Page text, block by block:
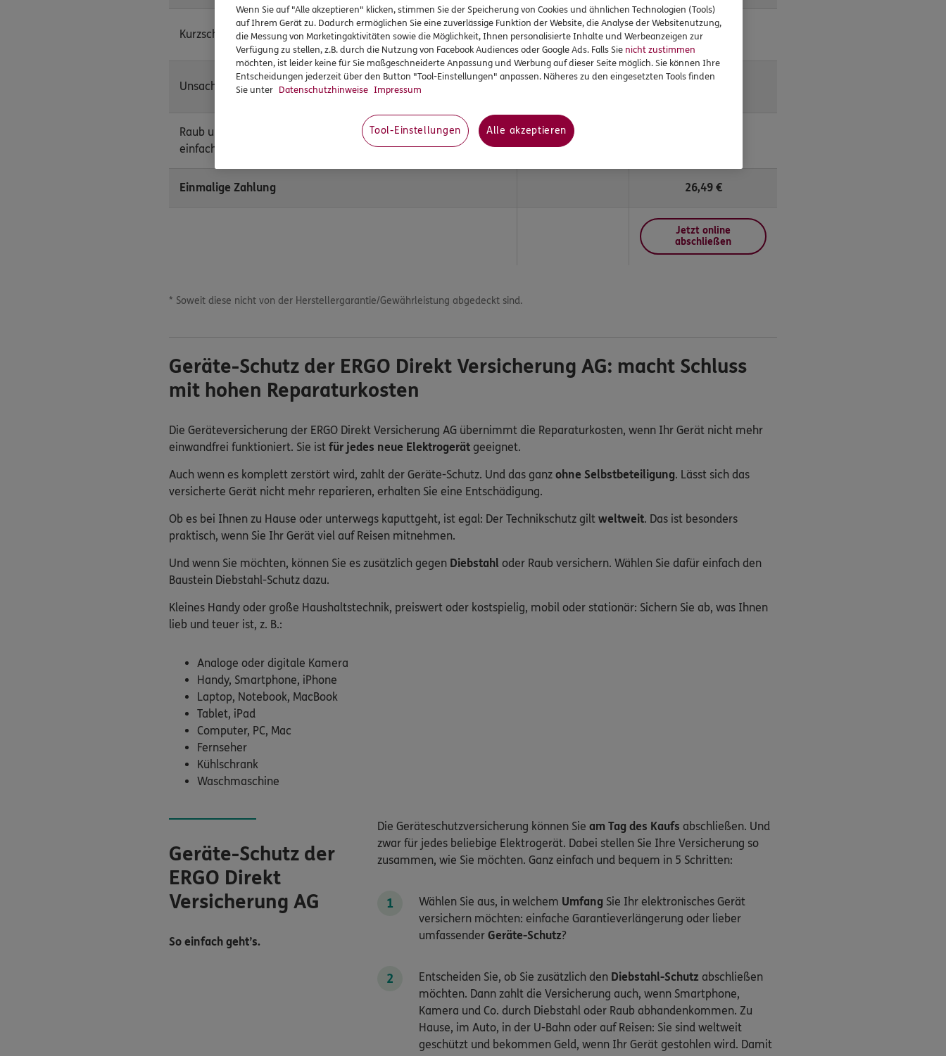
Kurzschluss, Blitzschlag, Überspannung, Induktion
Unsachgemäße Behandlung, Bedienungsfehler
Raub und Plünderung, Einbruch-Diebstahl (inkl. Kfz), Diebstahl,
einfacher Diebstahl
Einmalige Zahlung 26,49€
Jetzt online
abschließen
* Soweit diese nicht von der Herstellergarantie/Gewährleistung abgedeckt sind.
Geräte-Schutz der ERGO Direkt Versicherung AG: macht Schluss
mit hohen Reparaturkosten
Die Geräteversicherung der ERGO Direkt Versicherung AG übernimmt die Reparaturkosten, wenn Ihr Gerät nicht mehr
einwandfrei funktioniert. Sie ist für jedes neue Elektrogerät geeignet.
Auch wenn es komplett zerstört wird, zahlt der Geräte-Schutz. Und das ganz ohne Selbstbeteiligung. Lässt sich das
versicherte Gerät nicht mehr reparieren, erhalten Sie eine Entschädigung.
Ob es bei Ihnen zu Hause oder unterwegs kaputtgeht, ist egal: Der Technikschutz gilt weltweit. Das ist besonders
praktisch, wenn Sie Ihr Gerät viel auf Reisen mitnehmen.
Und wenn Sie möchten, können Sie es zusätzlich gegen Diebstahl oder Raub versichern. Wählen Sie dafür einfach den
Baustein Diebstahl-Schutz dazu.
Kleines Handy oder große Haushaltstechnik, preiswert oder kostspielig, mobil oder stationär: Sichern Sie ab, was Ihnen
lieb und teuer ist, z. B.:
Analoge oder digitale Kamera
Handy, Smartphone, iPhone
Laptop, Notebook, MacBook
Tablet, iPad
Computer, PC, Mac
Fernseher
Kühlschrank
Waschmaschine
Geräte-Schutz der
ERGO Direkt
Versicherung AG
So einfach geht’s.
Die Geräteschutzversicherung können Sie am Tag des Kaufs abschließen. Und
zwar für jedes beliebige Elektrogerät. Dabei stellen Sie Ihre Versicherung so
zusammen, wie Sie möchten. Ganz einfach und bequem in 5 Schritten:
Wählen Sie aus, in welchem Umfang Sie Ihr elektronisches Gerät
versichern möchten: einfache Garantieverlängerung oder lieber
umfassender Geräte-Schutz?
Entscheiden Sie, ob Sie zusätzlich den Diebstahl-Schutz abschließen
möchten. Dann zahlt die Versicherung auch, wenn Smartphone,
Kamera und Co. durch Diebstahl oder Raub abhandenkommen. Zu
Hause, im Auto, in der U-Bahn oder auf Reisen: Sie sind weltweit
geschützt und bekommen Geld, wenn Ihr Gerät gestohlen wird. Damit
Wenn Sie auf "Alle akzeptieren" klicken, stimmen Sie der Speicherung von Cookies und ähnlichen Technologien (Tools)
auf Ihrem Gerät zu. Dadurch ermöglichen Sie eine zuverlässige Funktion der Website, die Analyse der Websitenutzung,
die Messung von Marketingaktivitäten sowie die Möglichkeit, Ihnen personalisierte Inhalte und Werbeanzeigen zur
Verfügung zu stellen, z.B. durch die Nutzung von Facebook Audiences oder Google Ads. Falls Sie nicht zustimmen
möchten, ist leider keine für Sie maßgeschneiderte Anpassung und Werbung auf dieser Seite möglich. Sie können Ihre
Entscheidungen jederzeit über den Button "Tool-Einstellungen" anpassen. Näheres zu den eingesetzten Tools finden
Sie unter Datenschutzhinweise Impressum
Tool-Einstellungen Alle akzeptieren